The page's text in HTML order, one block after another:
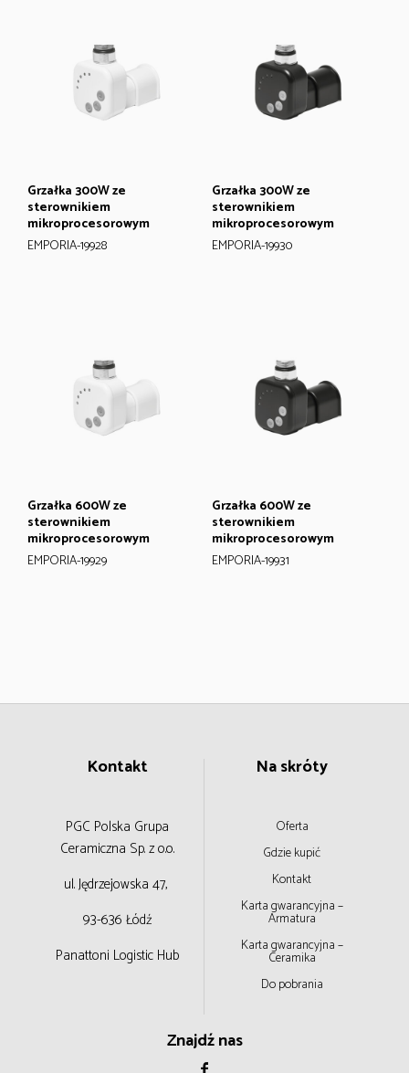
Grzałka 300W ze
sterownikiem
mikroprocesorowym
EMPORIA-19928
Grzałka 300W ze
sterownikiem
mikroprocesorowym
EMPORIA-19930
Grzałka 600W ze
sterownikiem
mikroprocesorowym
EMPORIA-19929
Grzałka 600W ze
sterownikiem
mikroprocesorowym
EMPORIA-19931
Kontakt
PGC Polska Grupa
Ceramiczna Sp. z o.o.
ul. Jędrzejowska 47,
93-636 Łódź
Panattoni Logistic Hub
Na skróty
Oferta
Gdzie kupić
Kontakt
Karta gwarancyjna –
Armatura
Karta gwarancyjna –
Ceramika
Do pobrania
Znajdź nas